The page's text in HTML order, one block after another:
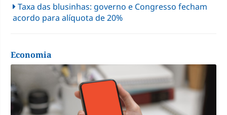
Taxa das blusinhas: governo e Congresso fecham
acordo para alíquota de 20%
Economia